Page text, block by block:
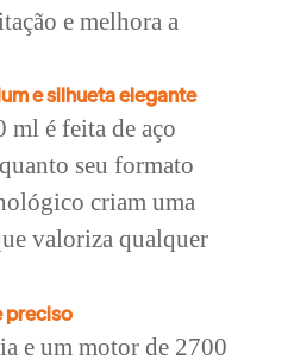
e melhora a
e silhueta elegante
ml é feita de aço
seu formato
criam uma
valoriza qualquer
preciso
e um motor de 2700